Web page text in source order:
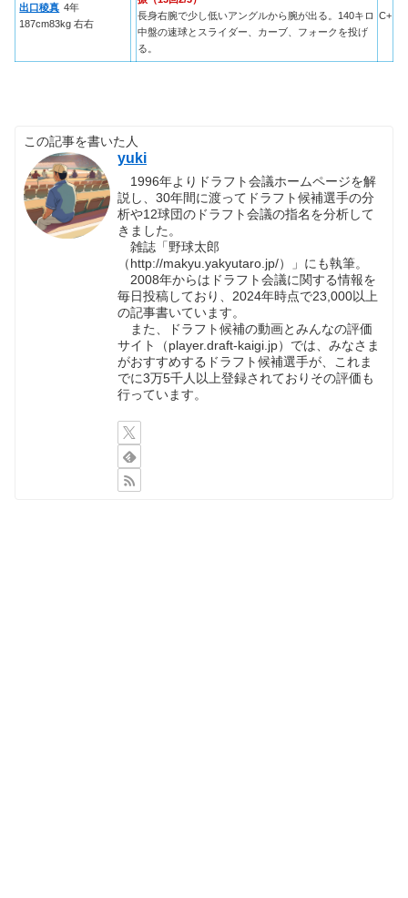
出口稜真 4年
187cm83kg 右右
長身右腕で少し低いアングルから腕が出る。140キロ
中盤の速球とスライダー、カーブ、フォークを投げ
る。
C+
この記事を書いた人
yuki
1996年よりドラフト会議ホームページを解
説し、30年間に渡ってドラフト候補選手の分
析や12球団のドラフト会議の指名を分析して
きました。
雑誌「野球太郎
（http://makyu.yakyutaro.jp/）」にも執筆。
2008年からはドラフト会議に関する情報を
毎日投稿しており、2024年時点で23,000以上
の記事書いています。
また、ドラフト候補の動画とみんなの評価
サイト（player.draft-kaigi.jp）では、みなさま
がおすすめするドラフト候補選手が、これま
でに3万5千人以上登録されておりその評価も
行っています。